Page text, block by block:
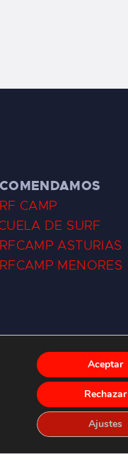
CAMP
DE SURF
ASTURIAS
MENORES
Aceptar
Rechazar
Ajustes